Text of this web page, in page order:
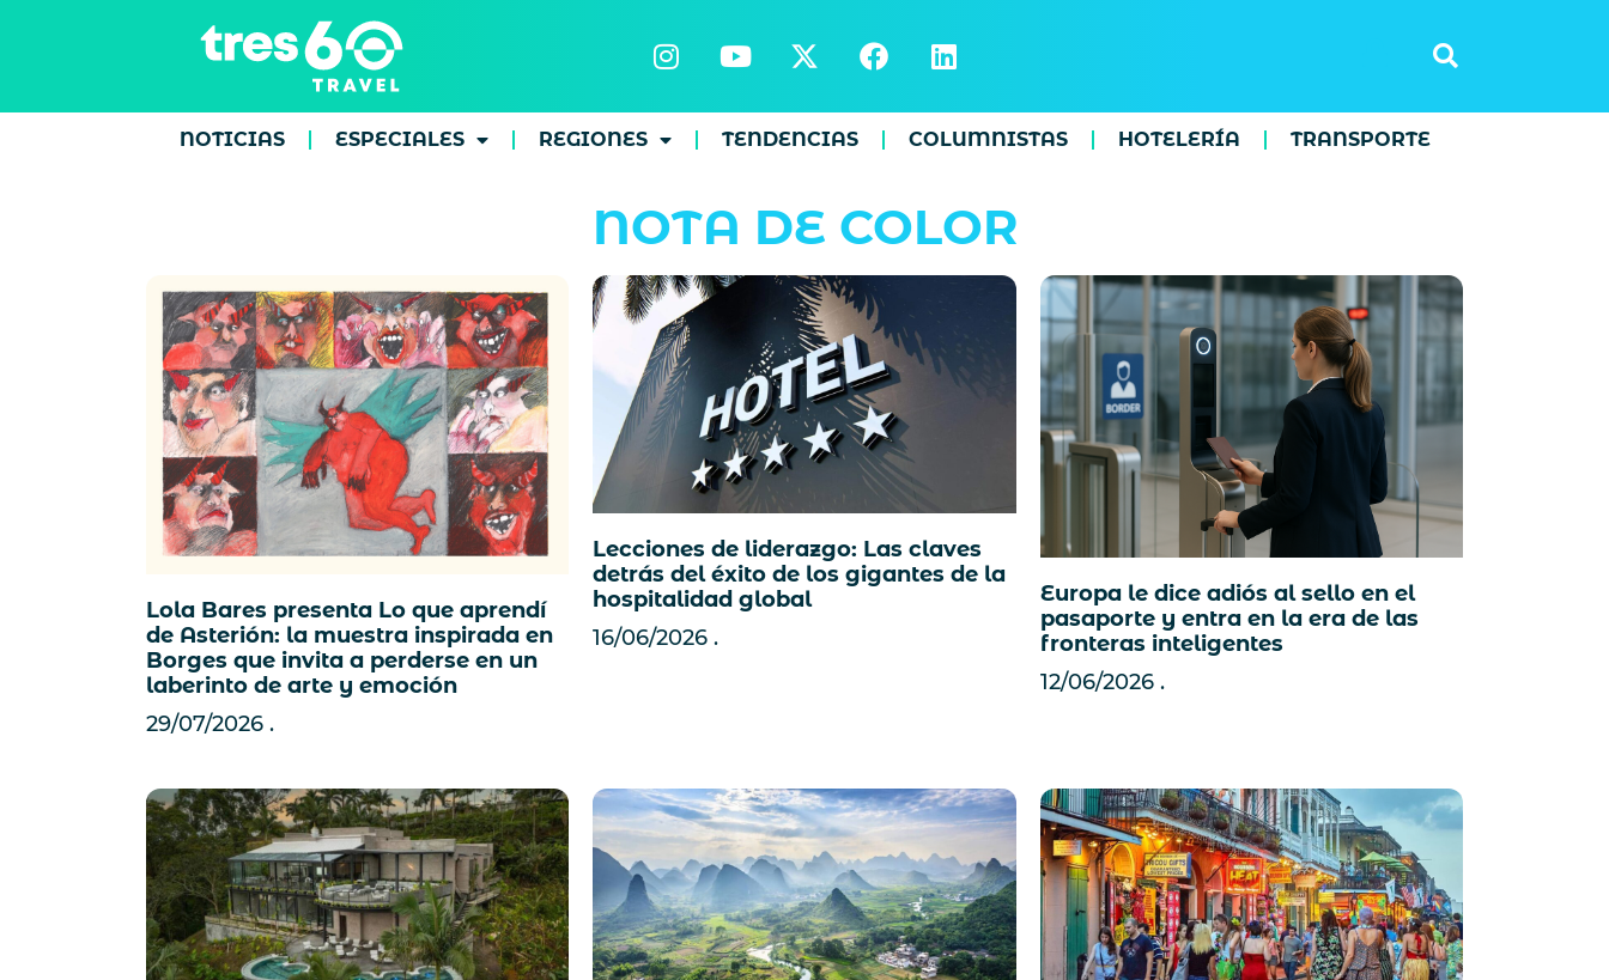
NOTICIAS ESPECIALES REGIONES TENDENCIAS COLUMNISTAS HOTELERÍA TRANSPORTE
NOTA DE COLOR
Lola Bares presenta Lo que aprendí
de Asterión: la muestra inspirada en
Borges que invita a perderse en un
laberinto de arte y emoción
29/07/2026
Lecciones de liderazgo: Las claves
detrás del éxito de los gigantes de la
hospitalidad global
16/06/2026
Europa le dice adiós al sello en el
pasaporte y entra en la era de las
fronteras inteligentes
12/06/2026